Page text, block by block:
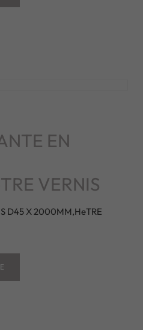
EN
VERNIS
D45 X 2000MM,HeTRE